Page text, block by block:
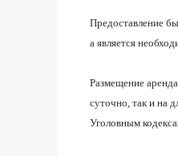
Предоставление
а является
Размещение
суточно, так и на
Уголовным